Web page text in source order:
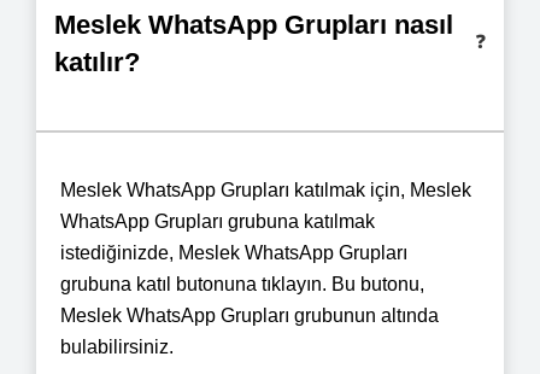
Meslek WhatsApp Grupları nasıl
katılır?
❓
Meslek WhatsApp Grupları katılmak için, Meslek
WhatsApp Grupları grubuna katılmak
istediğinizde, Meslek WhatsApp Grupları
grubuna katıl butonuna tıklayın. Bu butonu,
Meslek WhatsApp Grupları grubunun altında
bulabilirsiniz.